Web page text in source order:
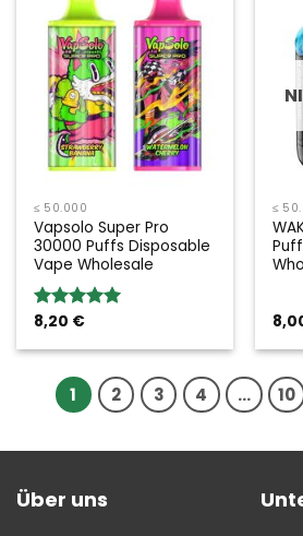
≤ 50.000
Vapsolo Super Pro
30000 Puffs Disposable
Vape Wholesale
Bewertung:
8,20 €
≤
1 2 3 4 … 10
Über uns